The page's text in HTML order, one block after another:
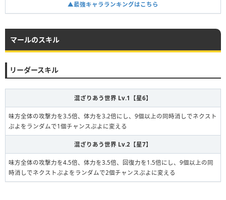
▲最強キャラランキングはこちら
マールのスキル
リーダースキル
混ざりあう世界 Lv.1【星6】
味方全体の攻撃力を3.5倍、体力を3.2倍にし、9個以上の同時消しでネクスト
ぷよをランダムで1個チャンスぷよに変える
混ざりあう世界 Lv.2【星7】
味方全体の攻撃力を4.5倍、体力を3.5倍、回復力を1.5倍にし、9個以上の同
時消しでネクストぷよをランダムで2個チャンスぷよに変える